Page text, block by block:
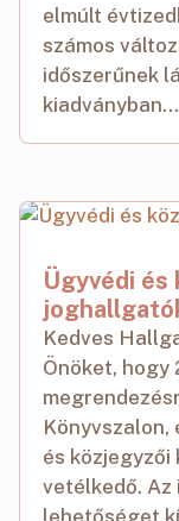
elmúlt
számos
időszerűnek
kiadványban...
Ügyvédi és
Kedves
Önöket, hogy
Könyvszalon,
és közjegyzői
vetélkedő. Az
lehetőséget